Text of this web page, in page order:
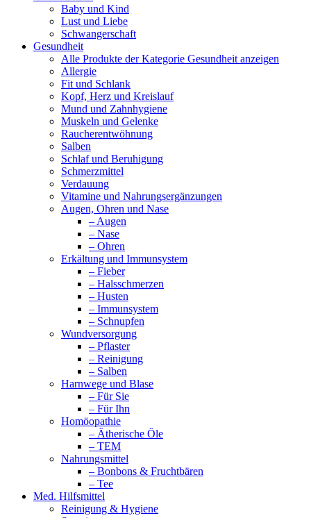
Baby und Kind
Lust und Liebe
Schwangerschaft
Gesundheit
Alle Produkte der Kategorie Gesundheit anzeigen
Allergie
Fit und Schlank
Kopf, Herz und Kreislauf
Mund und Zahnhygiene
Muskeln und Gelenke
Raucherentwöhnung
Salben
Schlaf und Beruhigung
Schmerzmittel
Verdauung
Vitamine und Nahrungsergänzungen
Augen, Ohren und Nase
– Augen
– Nase
– Ohren
Erkältung und Immunsystem
– Fieber
– Halsschmerzen
– Husten
– Immunsystem
– Schnupfen
Wundversorgung
– Pflaster
– Reinigung
– Salben
Harnwege und Blase
– Für Sie
– Für Ihn
Homöopathie
– Ätherische Öle
– TEM
Nahrungsmittel
– Bonbons & Fruchtbären
– Tee
Med. Hilfsmittel
Reinigung & Hygiene